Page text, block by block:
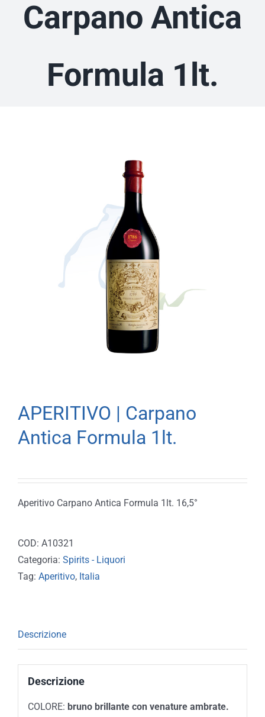
Carpano Antica
Formula 1lt.
APERITIVO | Carpano
Antica Formula 1lt.
Aperitivo Carpano Antica Formula 1lt. 16,5°
COD: A10321
Categoria: Spirits - Liquori
Tag: Aperitivo, Italia
Descrizione
Descrizione
COLORE: bruno brillante con venature ambrate.